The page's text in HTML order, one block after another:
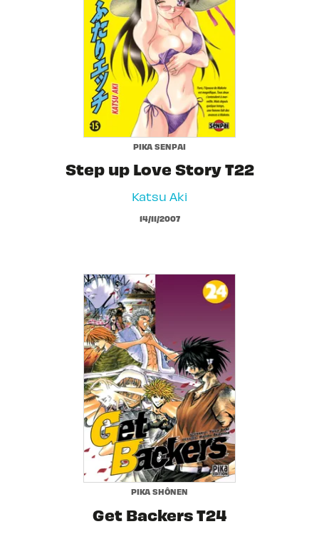
PIKA SENPAI
Step up Love Story T22
Katsu Aki
14/11/2007
PIKA SHÔNEN
Get Backers T24